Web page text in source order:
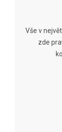
Vše v
zde